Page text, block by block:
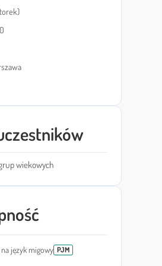
wiekowych
język migowy PJM